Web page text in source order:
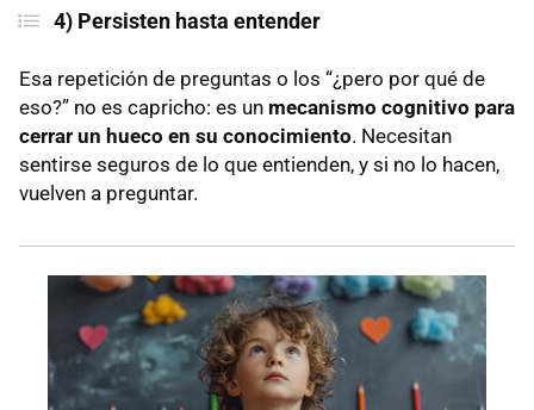
4) Persisten hasta entender
Esa repetición de preguntas o los “¿pero por qué de
eso?” no es capricho: es un mecanismo cognitivo para
cerrar un hueco en su conocimiento. Necesitan
sentirse seguros de lo que entienden, y si no lo hacen,
vuelven a preguntar.